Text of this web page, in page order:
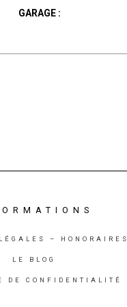
GARAGE :
– HONORAIRES
LE BLOG
DE CONFIDENTIALITÉ